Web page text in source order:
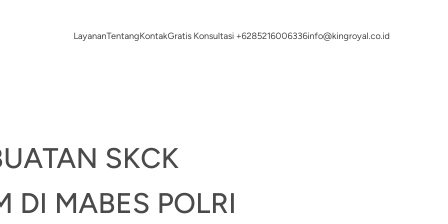
LayananTentangKontakGratis Konsultasi +6285216006336info@kingroyal.co.id
SKCK
DI MABES POLRI